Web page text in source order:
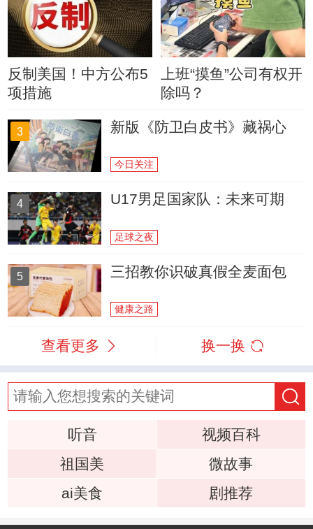
反制美国！中方公布5
项措施
上班“摸鱼”公司有权开
除吗？
3 新版《防卫白皮书》藏祸心
今日关注
4 U17男足国家队：未来可期
足球之夜
5 三招教你识破真假全麦面包
健康之路
查看更多 换一换
听音
视频百科
祖国美
微故事
ai美食
剧推荐